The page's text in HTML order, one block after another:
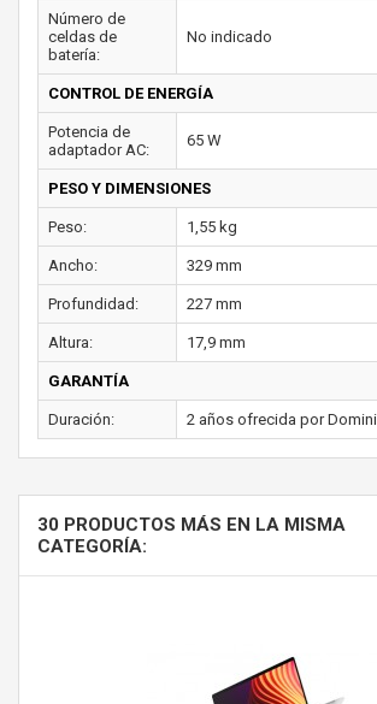
Número de
celdas de
batería:
No indicado
CONTROL DE ENERGÍA
Potencia de
adaptador AC:
65 W
PESO Y DIMENSIONES
Peso: 1,55 kg
Ancho: 329 mm
Profundidad: 227 mm
Altura: 17,9 mm
GARANTÍA
Duración: 2 años ofrecida por
30 PRODUCTOS MÁS EN LA MISMA
CATEGORÍA: